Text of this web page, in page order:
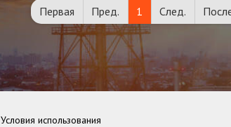
Первая Пред. 1 След.
Условия использования